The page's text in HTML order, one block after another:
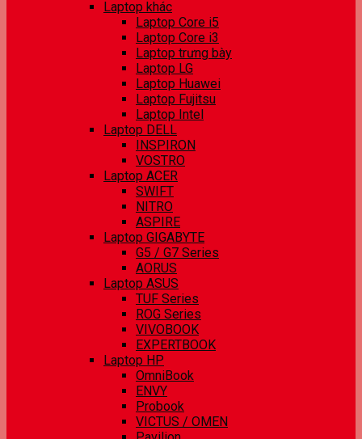
Laptop khác
Laptop Core i5
Laptop Core i3
Laptop trưng bày
Laptop LG
Laptop Huawei
Laptop Fujitsu
Laptop Intel
Laptop DELL
INSPIRON
VOSTRO
Laptop ACER
SWIFT
NITRO
ASPIRE
Laptop GIGABYTE
G5 / G7 Series
AORUS
Laptop ASUS
TUF Series
ROG Series
VIVOBOOK
EXPERTBOOK
Laptop HP
OmniBook
ENVY
Probook
VICTUS / OMEN